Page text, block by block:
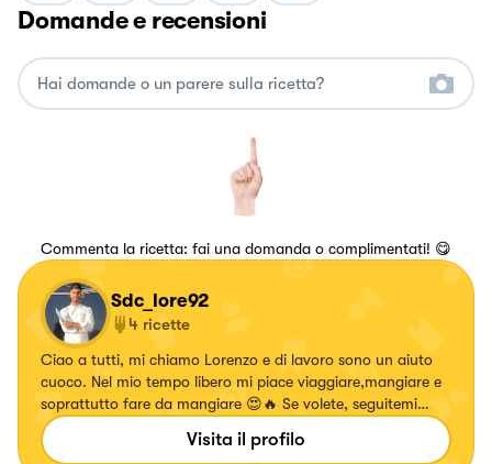
Domande e recensioni
Commenta la ricetta: fai una domanda o complimentati! 😋
Sdc_lore92
4 ricette
Ciao a tutti, mi chiamo Lorenzo e di lavoro sono un aiuto
cuoco. Nel mio tempo libero mi piace viaggiare,mangiare e
soprattutto fare da mangiare 😍🔥 Se volete, seguitemi
pure. Non ve ne pentirete 🤟🏼💣
Visita il profilo